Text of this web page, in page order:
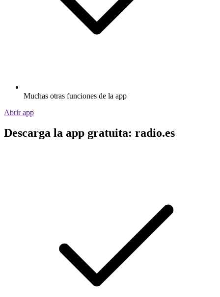
Muchas otras funciones de la app
Abrir app
Descarga la app gratuita: radio.es